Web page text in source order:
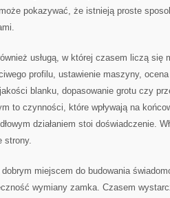
pokazywać, że istnieją proste
usługą, w której czasem liczą się
profilu, ustawienie maszyny,
blanku, dopasowanie grotu czy
to czynności, które wpływają na
działaniem stoi doświadczenie.
strony.
miejscem do budowania
wymiany zamka. Czasem